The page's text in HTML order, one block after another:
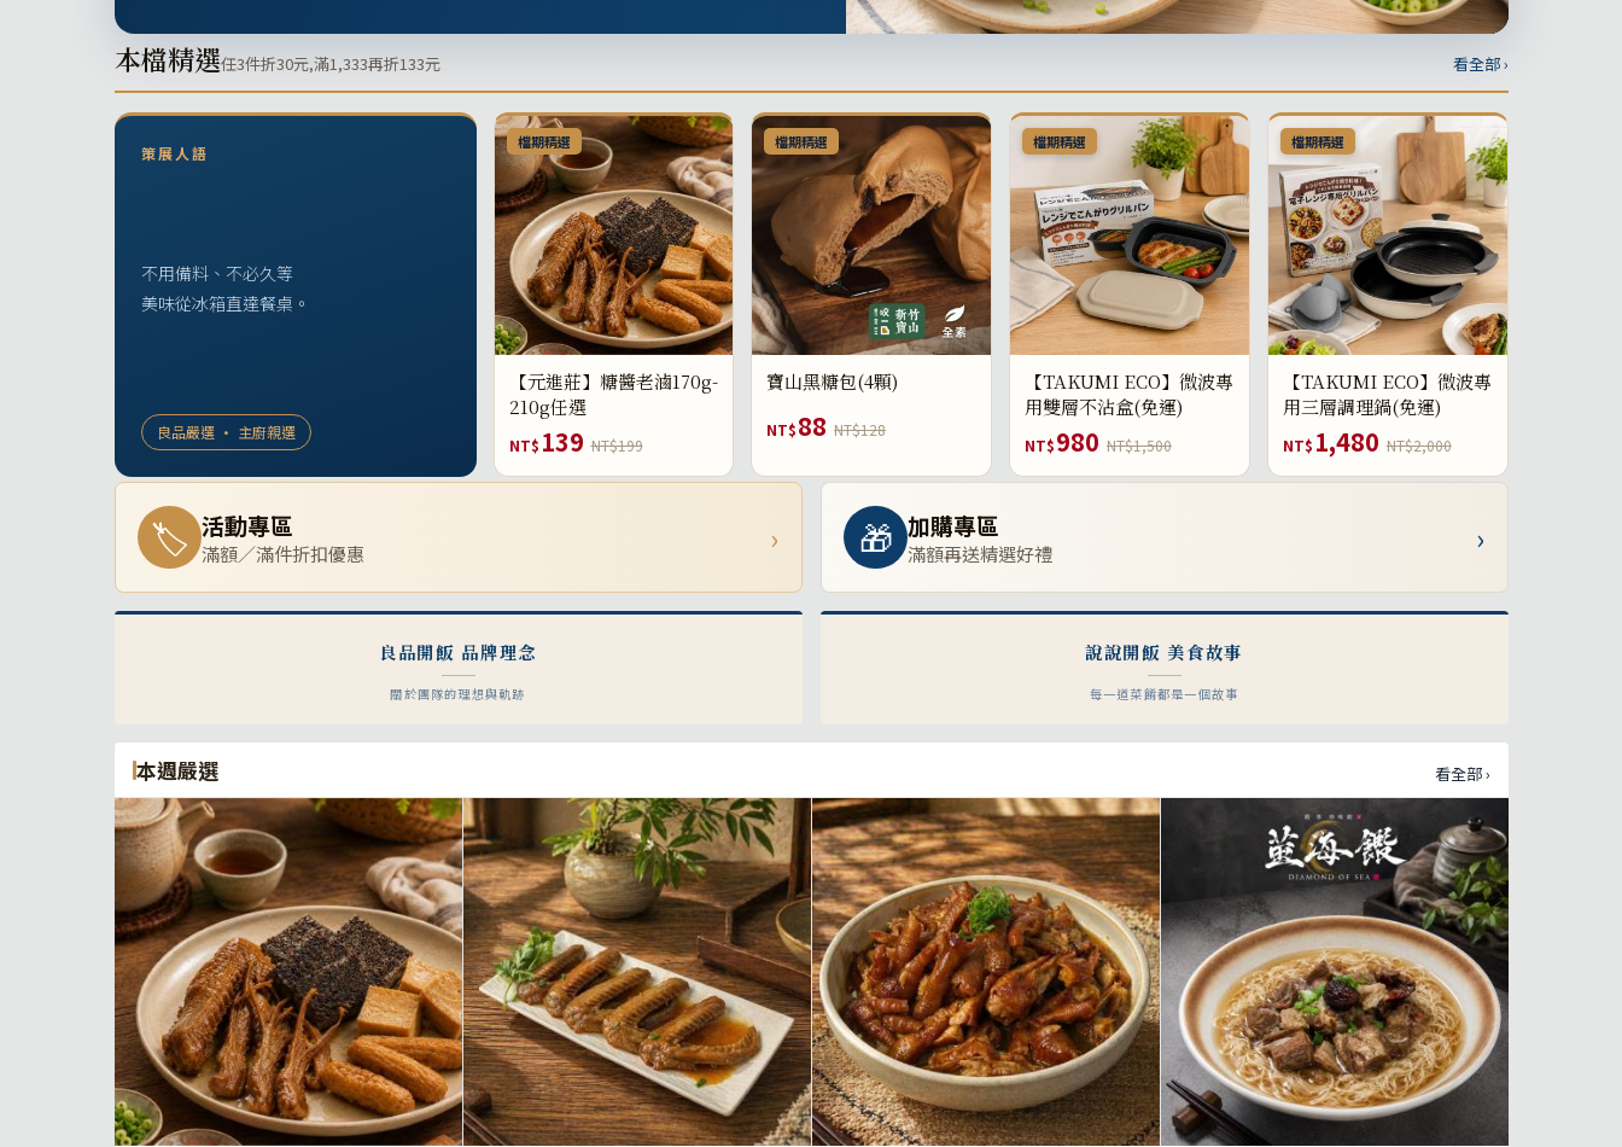
本檔精選任3件折30元,滿1,333再折133元 看全部 ›
策展人語
不用備料、不必久等
美味從冰箱直達餐桌。
良品嚴選 · 主廚親選
檔期精選
【元進莊】糖醬老滷170g-
210g任選
NT$ 139 NT$199
檔期精選
寶山黑糖包(4顆)
NT$88 NT$128
檔期精選
【TAKUMI ECO】微波專
用雙層不沾盒(免運)
NT$980 NT$1,500
檔期精選
【TAKUMI ECO】微波專
用三層調理鍋(免運)
NT$ 1,480 NT$2,000
🏷 活動專區
滿額／滿件折扣優惠 › 🎁 加購專區
滿額再送精選好禮 ›
良品開飯 品牌理念
關於團隊的理想與軌跡
說說開飯 美食故事
每一道菜餚都是一個故事
本週嚴選 看全部 ›